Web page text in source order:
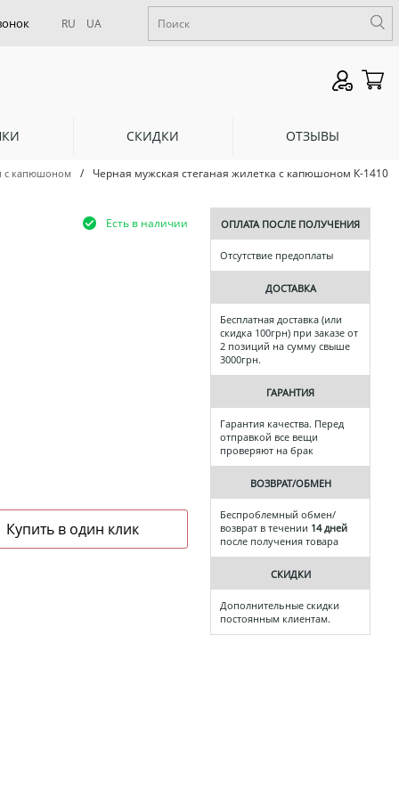
RU UA
СКИДКИ ОТЗЫВЫ
с капюшоном / Черная мужская стеганая жилетка с капюшоном К-1410
Есть в наличии ОПЛАТА ПОСЛЕ ПОЛУЧЕНИЯ
Отсутствие предоплаты
ДОСТАВКА
Бесплатная доставка (или
скидка 100грн) при заказе от
2 позиций на сумму свыше
3000грн.
ГАРАНТИЯ
Гарантия качества. Перед
отправкой все вещи
проверяют на брак
ВОЗВРАТ/ОБМЕН
Беспроблемный обмен/
возврат в течении 14 дней
после получения товара
СКИДКИ
Дополнительные скидки
постоянным клиентам.